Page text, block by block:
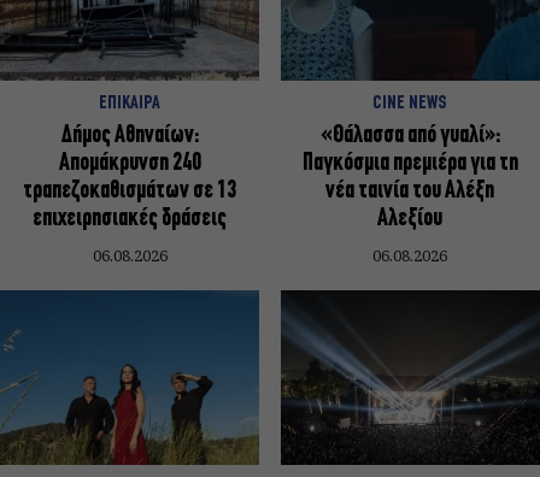
ΕΠΙΚΑΙΡΑ
Δήμος Αθηναίων:
Απομάκρυνση 240
τραπεζοκαθισμάτων σε 13
επιχειρησιακές δράσεις
06.08.2026
CINE NEWS
«Θάλασσα από γυαλί»:
Παγκόσμια πρεμιέρα για τη
νέα ταινία του Αλέξη
Αλεξίου
06.08.2026